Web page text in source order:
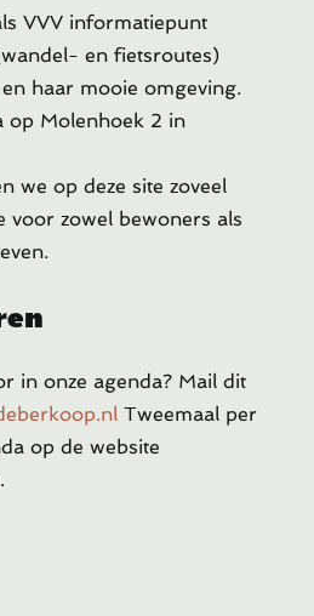
VVV informatiepunt
en fietsroutes)
haar mooie omgeving.
op Molenhoek 2 in
we op deze site zoveel
voor zowel bewoners als
in onze agenda? Mail dit
Tweemaal per
op de website